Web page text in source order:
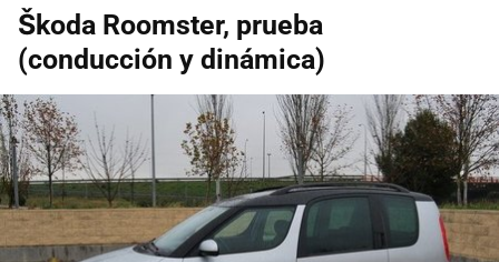
Škoda Roomster, prueba
(conducción y dinámica)